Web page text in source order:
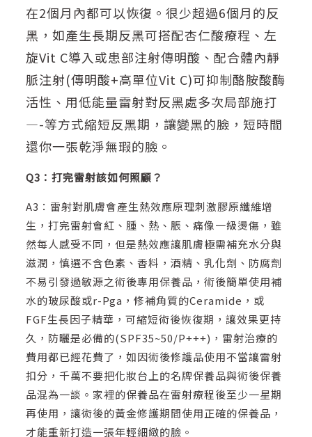
在2個月內都可以恢復。很少超過6個月的反
黑，如產生長期反黑可搭配杏仁酸療程、左
旋Vit C導入或患部注射傳明酸、配合體內靜
脈注射(傳明酸+高單位Vit C)可抑制酪胺酸酶
活性、用低能量雷射對反黑處多次局部施打
—-等方式縮短反黑期，讓變黑的臉，短時間
還你一張乾淨無瑕的臉。
Q3：打完雷射該如何照顧？
A3：雷射對肌膚會產生熱效應原理刺激膠原纖維增
生，打完雷射會紅、腫、熱、脹、痛像一級燙傷，雖
然每人感受不同，但是熱效應讓肌膚極需補充水分與
滋潤，慎選不含色素、香料，酒精、乳化劑、防腐劑
不易引發過敏源之術後專用保養品，術後簡單使用補
水的玻尿酸或r-Pga，修補角質的Ceramide，或
FGF生長因子精華，可縮短術後恢復期，讓效果更持
久，防曬是必備的(SPF35~50/P+++)，雷射治療的
費用都已經花費了，如因術後修護品使用不當讓雷射
扣分，千萬不要把化妝台上的名牌保養品與術後保養
品混為一談。家裡的保養品在雷射療程後至少一星期
再使用，讓術後的黃金修護期間使用正確的保養品，
才能重新打造一張年輕細緻的臉。